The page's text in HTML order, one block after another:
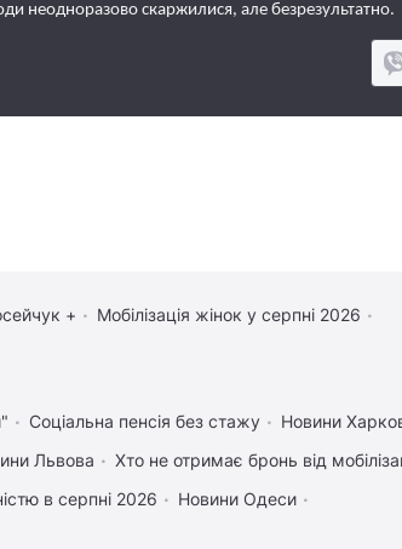
неодноразово скаржилися, але безрезультатно.
+
Мобілізація жінок у серпні 2026
Соціальна пенсія без стажу
Новини
Львова
Хто не отримає бронь від
в серпні 2026
Новини Одеси